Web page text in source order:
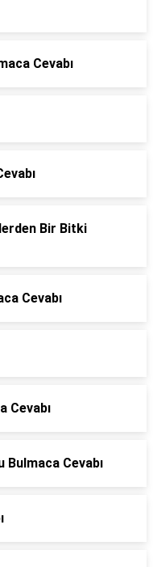
Cevabı
Bir Bitki
Cevabı
Cevabı
Bulmaca Cevabı